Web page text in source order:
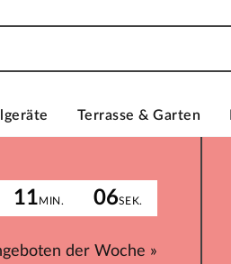
Terrasse & Garten
11MIN. 06SEK.
der Woche »